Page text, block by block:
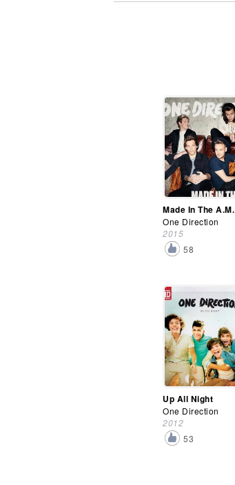
Made In The A.M.
One Direction
2015
58
Up All Night
One Direction
2012
53